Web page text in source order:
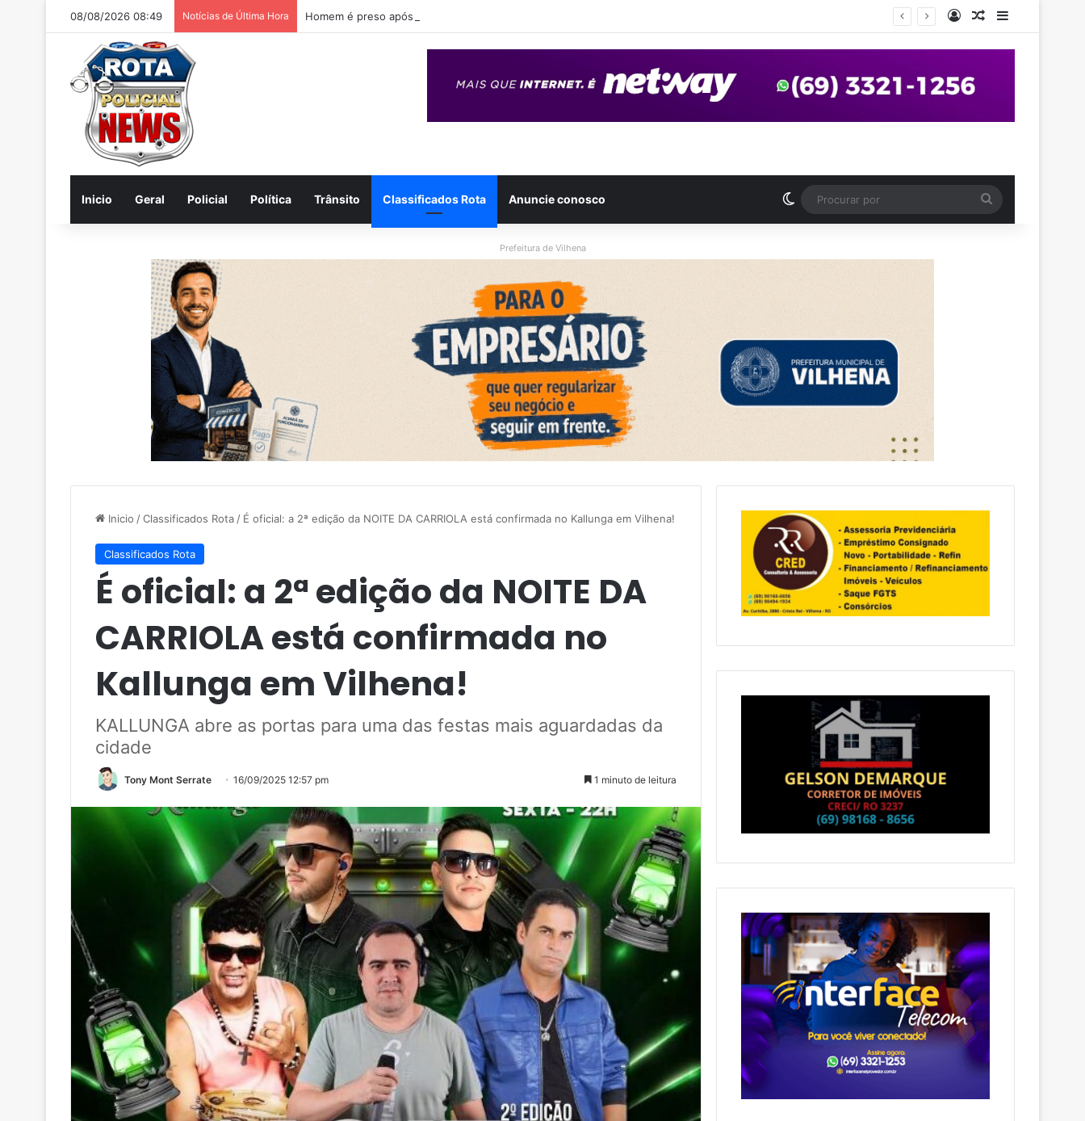
08/08/2026 08:49 Notícias de Última Hora Homem é preso após ser flagrado repassando porção de maconha a garoto de 14 anos em praça de Vilhena EntrarArtigo aleatório
Inicio Geral Policial Política Trânsito Classificados Rota Anuncie conosco Switch skin
por
Prefeitura de Vilhena
Inicio /Classificados Rota / É oficial: a 2ª edição da NOITE DA CARRIOLA está confirmada no Kallunga em Vilhena!
Classificados Rota
É oficial: a 2ª edição da NOITE DA
CARRIOLA está confirmada no
Kallunga em Vilhena!
KALLUNGA abre as portas para uma das festas mais aguardadas da
cidade
Tony Mont Serrate 16/09/2025 12:57 pm 1 minuto de leitura